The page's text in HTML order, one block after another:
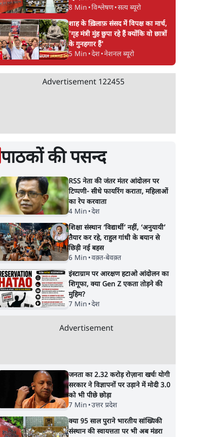
8 Min •विश्लेषण•सत्य ब्यूरो
शाह के ख़िलाफ़ संसद में विपक्ष का मार्च,
'गृह मंत्री मुंह छुपा रहे हैं क्योंकि वो छात्रों
के गुनहगार हैं'
5 Min •देश•नेशनल ब्यूरो
Advertisement 122455
पाठकों की पसन्द
RSS नेता की जंतर मंतर आंदोलन पर
टिप्पणी- सीधे फायरिंग कराता, महिलाओं
का रेप करवाता
4 Min •देश
शिक्षा संस्थान ‘विद्यार्थी’ नहीं, ‘अनुयायी’
तैयार कर रहे, राहुल गांधी के बयान से
छिड़ी नई बहस
6 Min •वक़्त-बेवक़्त
इंस्टाग्राम पर आरक्षण हटाओ आंदोलन का
शिगूफा, क्या Gen Z एकता तोड़ने की
मुहिम?
7 Min •देश
Advertisement
जनता का 2.32 करोड़ रोज़ाना खर्चः योगी
सरकार ने विज्ञापनों पर उड़ाने में मोदी 3.0
को भी पीछे छोड़ा
7 Min •उत्तर प्रदेश
क्या 95 साल पुराने भारतीय सांख्यिकी
संस्थान की स्वायत्तता पर भी अब मंडरा